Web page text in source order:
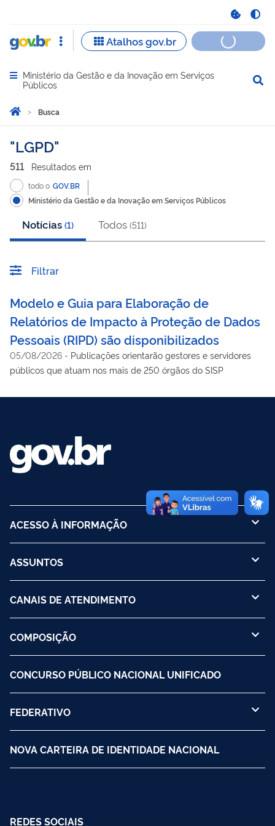
Abrir menu principal de navegação
Ministério da Gestão e da Inovação em Serviços
Públicos
Você está aqui:
Página Inicial
Busca
Busca
LGPD
511 Resultados em
todo o GOV.BR
Ministério da Gestão e da Inovação em Serviços Públicos
Notícias (1) Todos (511)
Filtrar
Modelo e Guia para Elaboração de
Relatórios de Impacto à Proteção de Dados
Pessoais (RIPD) são disponibilizados
05/08/2026 - Publicações orientarão gestores e servidores
públicos que atuam nos mais de 250 órgãos do SISP
ACESSO À INFORMAÇÃO
ASSUNTOS
CANAIS DE ATENDIMENTO
COMPOSIÇÃO
CONCURSO PÚBLICO NACIONAL UNIFICADO
FEDERATIVO
NOVA CARTEIRA DE IDENTIDADE NACIONAL
REDES SOCIAIS